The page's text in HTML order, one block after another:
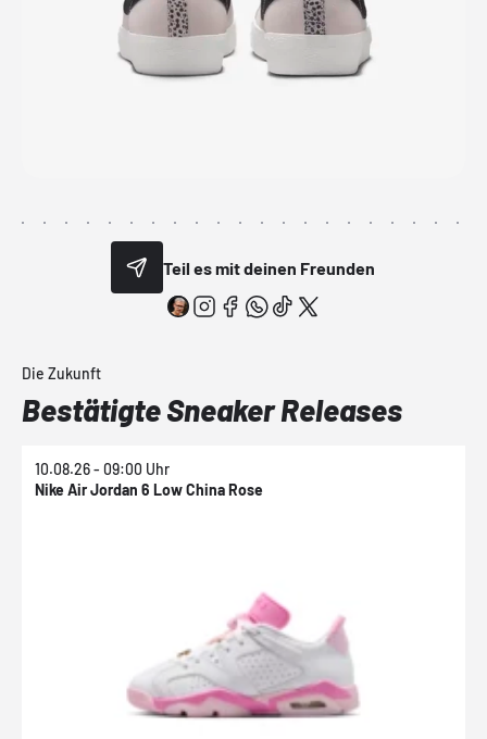
Teil es mit deinen Freunden
Die Zukunft
Bestätigte Sneaker Releases
10.08.26 - 09:00 Uhr
Nike Air Jordan 6 Low China Rose